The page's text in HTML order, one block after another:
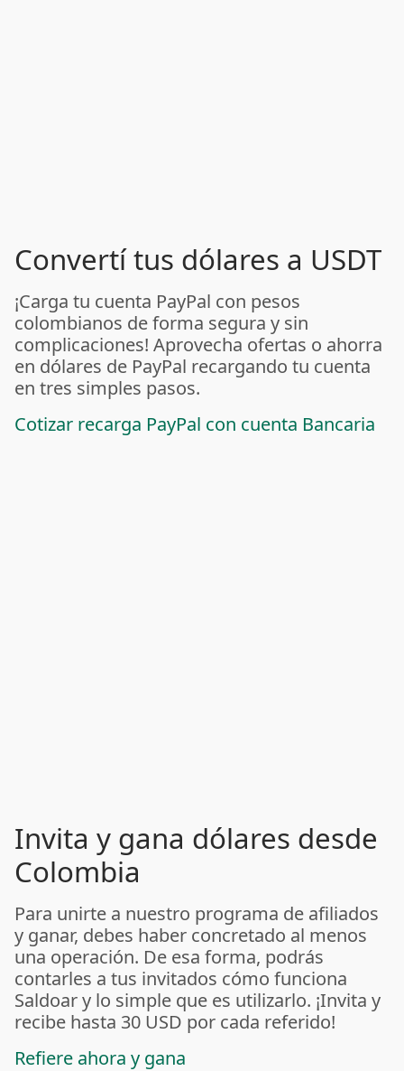
Convertí tus dólares a USDT
¡Carga tu cuenta PayPal con pesos
colombianos de forma segura y sin
complicaciones! Aprovecha ofertas o ahorra
en dólares de PayPal recargando tu cuenta
en tres simples pasos.
Cotizar recarga PayPal con cuenta Bancaria
Invita y gana dólares desde
Colombia
Para unirte a nuestro programa de afiliados
y ganar, debes haber concretado al menos
una operación. De esa forma, podrás
contarles a tus invitados cómo funciona
Saldoar y lo simple que es utilizarlo. ¡Invita y
recibe hasta 30 USD por cada referido!
Refiere ahora y gana